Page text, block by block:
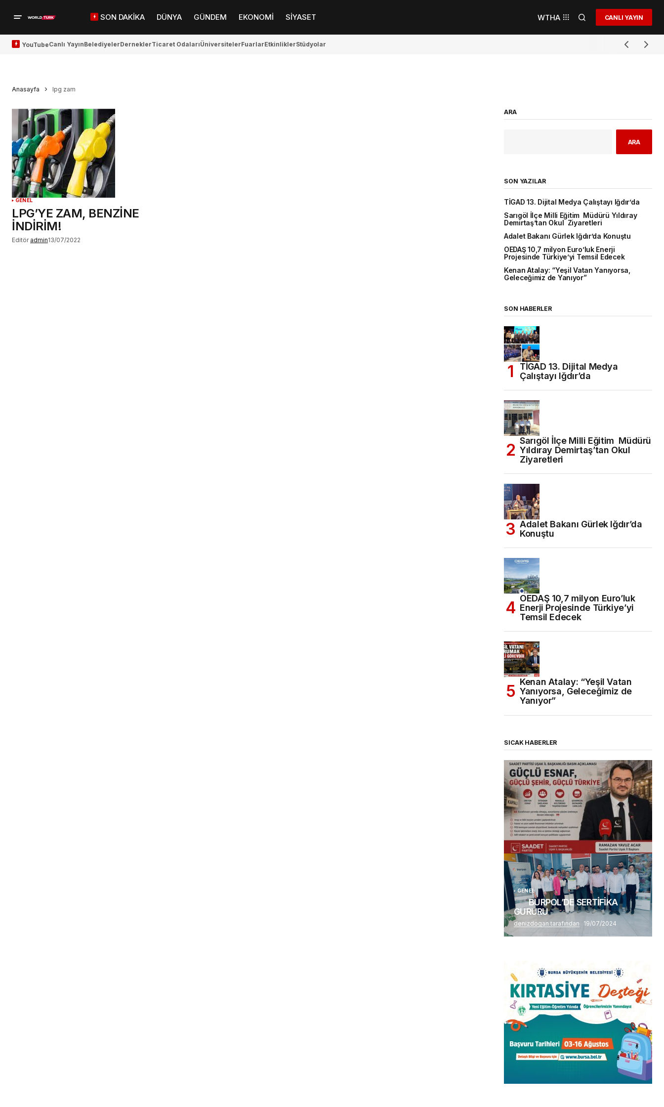
SON DAKİKA DÜNYA GÜNDEM EKONOMİ SİYASET WTHA CANLI YAYIN
YouTubeCanlı YayınBelediyelerDerneklerTicaret OdalarıÜniversitelerFuarlarEtkinliklerStüdyolar
Anasayfa lpg zam
GENEL
LPG’YE ZAM, BENZİNE
İNDİRİM!
Editör admin13/07/2022
ARA
ARA
SON YAZILAR
TİGAD 13. Dijital Medya Çalıştayı Iğdır’da
Sarıgöl İlçe Milli Eğitim Müdürü Yıldıray
Demirtaş’tan Okul Ziyaretleri
Adalet Bakanı Gürlek Iğdır’da Konuştu
OEDAŞ 10,7 milyon Euro’luk Enerji
Projesinde Türkiye’yi Temsil Edecek
Kenan Atalay: “Yeşil Vatan Yanıyorsa,
Geleceğimiz de Yanıyor”
SON HABERLER
TİGAD 13. Dijital Medya
Çalıştayı Iğdır’da
Sarıgöl İlçe Milli Eğitim Müdürü
Yıldıray Demirtaş’tan Okul
Ziyaretleri
Adalet Bakanı Gürlek Iğdır’da
Konuştu
OEDAŞ 10,7 milyon Euro’luk
Enerji Projesinde Türkiye’yi
Temsil Edecek
Kenan Atalay: “Yeşil Vatan
Yanıyorsa, Geleceğimiz de
Yanıyor”
SICAK HABERLER
(başlıksız)
Alaattin Karahan tarafından 14/07/2026
GENEL
BURPOL’DE SERTİFİKA
GURURU
denizdogan tarafından 19/07/2024